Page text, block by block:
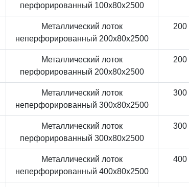
перфорированный 100x80x2500
Металлический лоток
неперфорированный 200x80x2500
200
Металлический лоток
перфорированный 200x80x2500
200
Металлический лоток
неперфорированный 300x80x2500
300
Металлический лоток
перфорированный 300x80x2500
300
Металлический лоток
неперфорированный 400x80x2500
400